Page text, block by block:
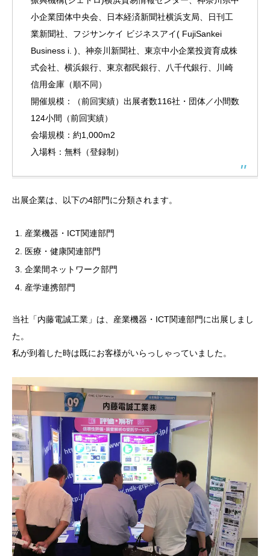
小企業団体中央会、日本経済新聞社横浜支局、日刊工
業新聞社、フジサンケイ ビジネスアイ( FujiSankei
Business i. )、神奈川新聞社、東京中小企業投資育成株
式会社、横浜銀行、東京都民銀行、八千代銀行、川崎
信用金庫（順不同）
開催規模：（前回実績）出展者数116社・団体／小間数
124小間（前回実績）
会場規模：約1,000m2
入場料：無料（登録制）
出展企業は、以下の4部門に分類されます。
産業機器・ICT関連部門
医療・健康関連部門
企業間ネットワーク部門
産学連携部門
当社「内藤電誠工業」は、産業機器・ICT関連部門に出展しまし
た。
私が到着した時は既にお客様がいらっしゃっていました。